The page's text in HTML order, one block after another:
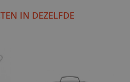
IN DEZELFDE